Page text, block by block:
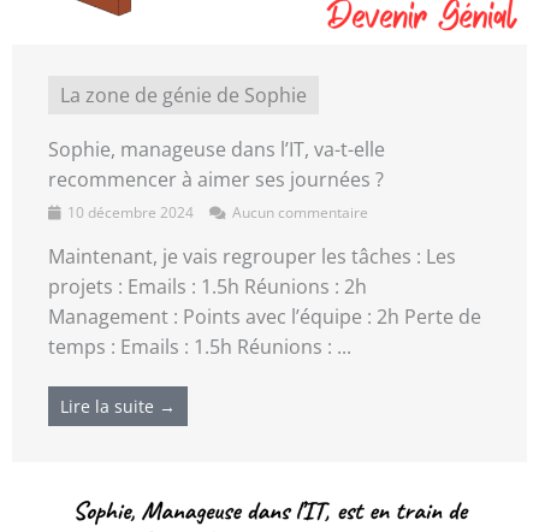
La zone de génie de Sophie
Sophie, manageuse dans l’IT, va-t-elle
recommencer à aimer ses journées ?
10 décembre 2024 Aucun commentaire
Maintenant, je vais regrouper les tâches : Les
projets : Emails : 1.5h Réunions : 2h
Management : Points avec l’équipe : 2h Perte de
temps : Emails : 1.5h Réunions : ...
Lire la suite →